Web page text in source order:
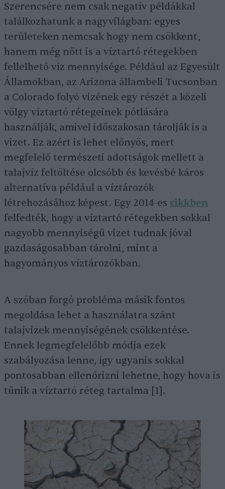
Szerencsére nem csak negatív példákkal
találkozhatunk a nagyvilágban: egyes
területeken nemcsak hogy nem csökkent,
hanem még nőtt is a víztartó rétegekben
fellelhető víz mennyisége. Például az Egyesült
Államokban, az Arizona állambeli Tucsonban
a Colorado folyó vizének egy részét a közeli
völgy víztartó rétegeinek pótlására
használják, amivel időszakosan tárolják is a
vizet. Ez azért is lehet előnyös, mert
megfelelő természeti adottságok mellett a
talajvíz feltöltése olcsóbb és kevésbé káros
alternatíva például a víztározók
létrehozásához képest. Egy 2014-es cikkben
felfedték, hogy a víztartó rétegekben sokkal
nagyobb mennyiségű vizet tudnak jóval
gazdaságosabban tárolni, mint a
hagyományos víztározókban.
A szóban forgó probléma másik fontos
megoldása lehet a használatra szánt
talajvizek mennyiségének csökkentése.
Ennek legmegfelelőbb módja ezek
szabályozása lenne, így ugyanis sokkal
pontosabban ellenőrizni lehetne, hogy hova is
tűnik a víztartó réteg tartalma [1].